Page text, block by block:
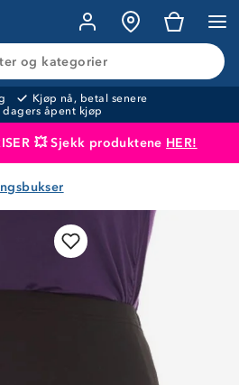
og kategorier
Kjøp nå, betal senere
dagers åpent kjøp
💥 Sjekk produktene HER!
lagt i handlekurven